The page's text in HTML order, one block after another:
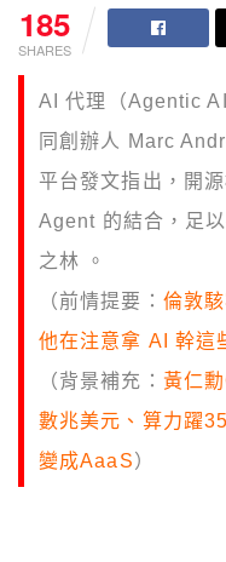
185
SHARES
AI 代理（Agentic
同創辦人 Marc
平台發文指出，開
Agent 的結合，足
之林 。
（前情提要： 倫敦
他在注意拿 AI 幹這
（背景補充： 黃仁
數兆美元、算力躍
變成AaaS）